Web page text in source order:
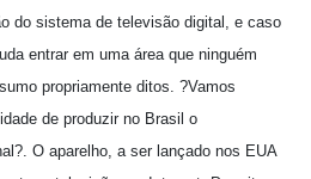
do sistema de televisão digital, e caso
entrar em uma área que ninguém
propriamente ditos. ?Vamos
de produzir no Brasil o
O aparelho, a ser lançado nos EUA